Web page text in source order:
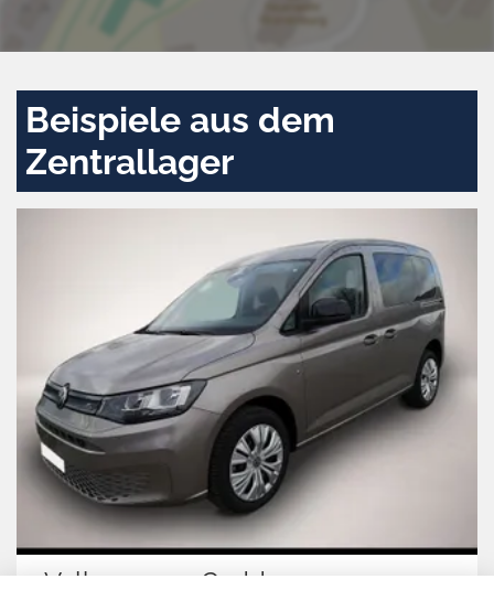
Beispiele aus dem
Zentrallager
Volkswagen Caddy